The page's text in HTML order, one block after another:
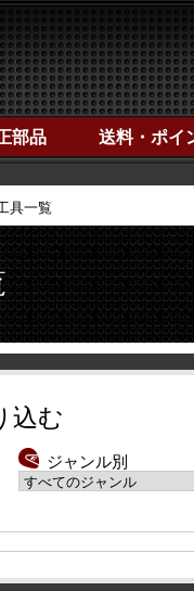
部品 送料・ポイ
具一覧
込む
ジャンル別